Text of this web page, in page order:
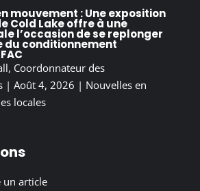
mouvement : Une exposition
Cold Lake offre à une
l’occasion de se replonger
du conditionnement
Coordonnateur des
| Août 4, 2026 | Nouvelles en
locales
un article